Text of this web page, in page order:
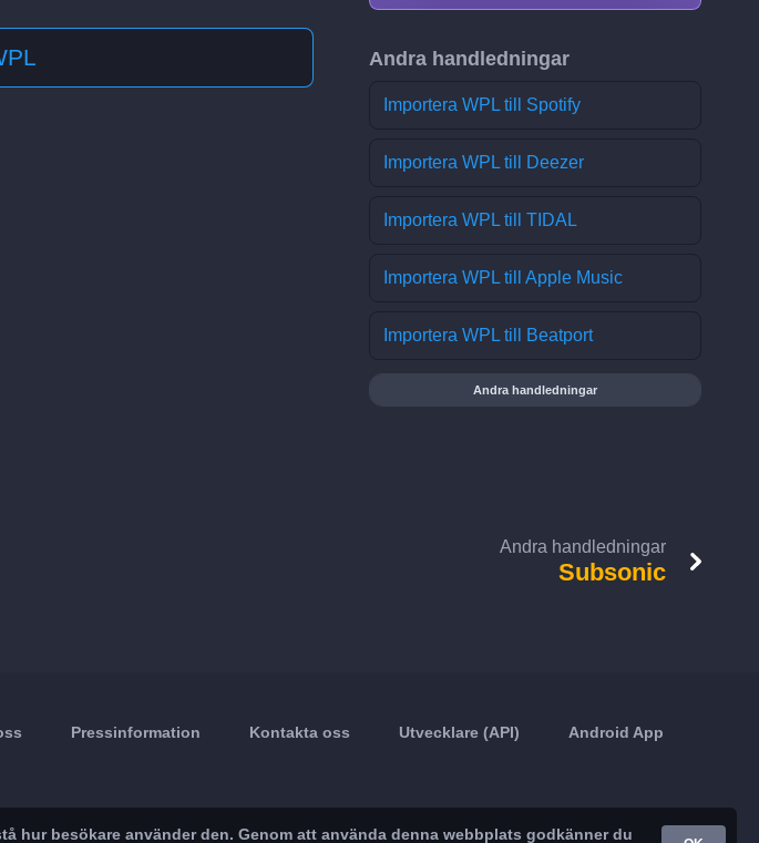
Andra handledningar
Importera WPL till Spotify
Importera WPL till Deezer
Importera WPL till TIDAL
Importera WPL till Apple Music
Importera WPL till Beatport
Andra handledningar
Andra handledningar
Subsonic
Pressinformation Kontakta oss Utvecklare (API) Android App
besökare använder den. Genom att använda denna webbplats godkänner du